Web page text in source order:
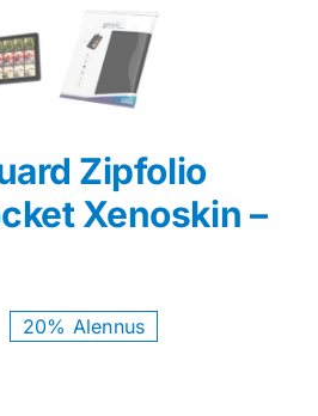
Zipfolio
Xenoskin –
20% Alennus